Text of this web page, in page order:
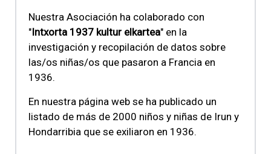
Nuestra Asociación ha colaborado con
"Intxorta 1937 kultur elkartea" en la
investigación y recopilación de datos sobre
las/os niñas/os que pasaron a Francia en
1936.
En nuestra página web se ha publicado un
listado de más de 2000 niños y niñas de Irun y
Hondarribia que se exiliaron en 1936.